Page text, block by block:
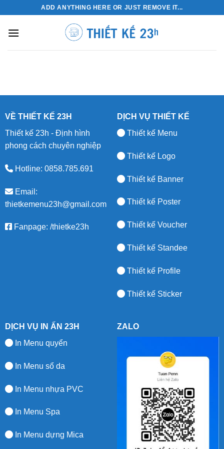
content
ADD ANYTHING HERE OR JUST REMOVE IT...
VỀ THIẾT KẾ 23H
Thiết kế 23h - Định hình
phong cách chuyên nghiệp
Hotline: 0858.785.691
Email:
thietkemenu23h@gmail.com
Fanpage: /thietke23h
DỊCH VỤ THIẾT KẾ
Thiết kế Menu
Thiết kế Logo
Thiết kế Banner
Thiết kế Poster
Thiết kế Voucher
Thiết kế Standee
Thiết kế Profile
Thiết kế Sticker
DỊCH VỤ IN ẤN 23H
In Menu quyển
In Menu sổ da
In Menu nhựa PVC
In Menu Spa
In Menu dựng Mica
ZALO